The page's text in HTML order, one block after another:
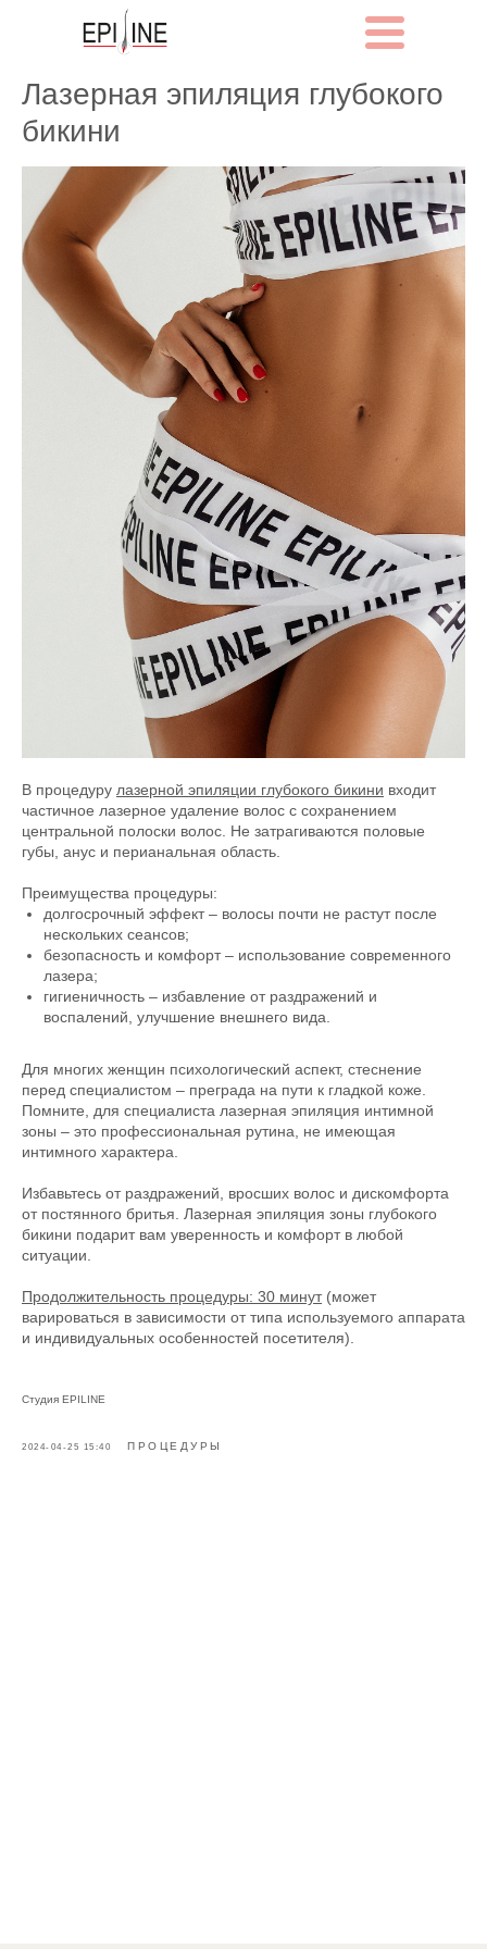
Лазерная эпиляция глубокого
бикини
В процедуру лазерной эпиляции глубокого бикини входит
частичное лазерное удаление волос с сохранением
центральной полоски волос. Не затрагиваются половые
губы, анус и перианальная область.
Преимущества процедуры:
долгосрочный эффект – волосы почти не растут после
нескольких сеансов;
безопасность и комфорт – использование современного
лазера;
гигиеничность – избавление от раздражений и
воспалений, улучшение внешнего вида.
Для многих женщин психологический аспект, стеснение
перед специалистом – преграда на пути к гладкой коже.
Помните, для специалиста лазерная эпиляция интимной
зоны – это профессиональная рутина, не имеющая
интимного характера.
Избавьтесь от раздражений, вросших волос и дискомфорта
от постянного бритья. Лазерная эпиляция зоны глубокого
бикини подарит вам уверенность и комфорт в любой
ситуации.
Продолжительность процедуры: 30 минут(может
варироваться в зависимости от типа используемого аппарата
и индивидуальных особенностей посетителя).
Студия EPILINE
2024-04-25 15:40 ПРОЦЕДУРЫ